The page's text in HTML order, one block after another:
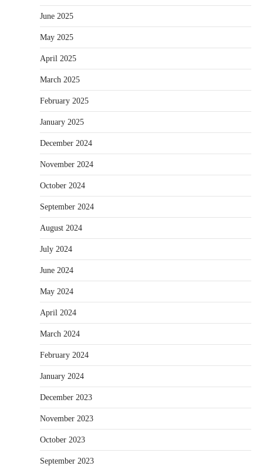
June 2025
May 2025
April 2025
March 2025
February 2025
January 2025
December 2024
November 2024
October 2024
September 2024
August 2024
July 2024
June 2024
May 2024
April 2024
March 2024
February 2024
January 2024
December 2023
November 2023
October 2023
September 2023